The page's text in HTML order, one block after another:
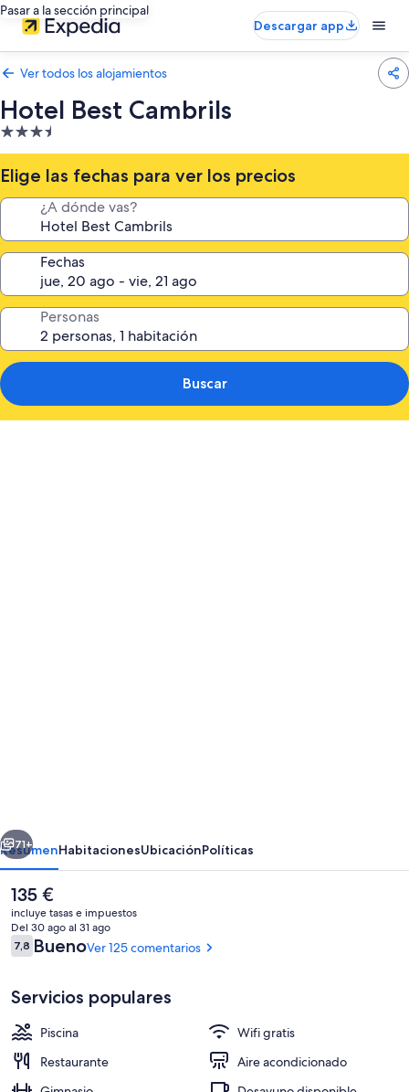
Pasar a la sección principal
Descargar app
Ver todos los alojamientos
Hotel Best Cambrils
Alojamiento
de
3.5 estrellas
Elige las fechas para ver los precios
¿A dónde vas?
Fechas
Personas
Buscar
Una piscina al aire libre, sombrillas,
Siguiente
71+
ResumenHabitacionesUbicaciónPolíticas
El
precio
actual
es
de
135 €
incluye tasas e impuestos
Del 30 ago al 31 ago
Comentarios
7,87,8 de 10
BuenoVer 125 comentarios
Servicios populares
Piscina
Wifi gratis
Restaurante
Aire acondicionado